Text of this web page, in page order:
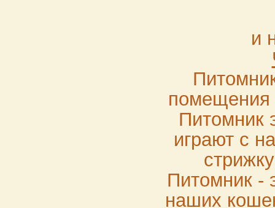
и
помещения
Питомник
играют с
Питомник -
наших